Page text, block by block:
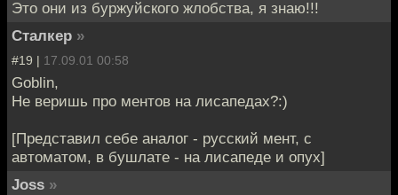
Это они из буржуйского жлобства, я знаю!!!
Сталкер »
#19 | 17.09.01 00:58
Goblin,
Не веришь про ментов на лисапедах?:)
[Представил себе аналог - русский мент, с
автоматом, в бушлате - на лисапеде и опух]
Joss »